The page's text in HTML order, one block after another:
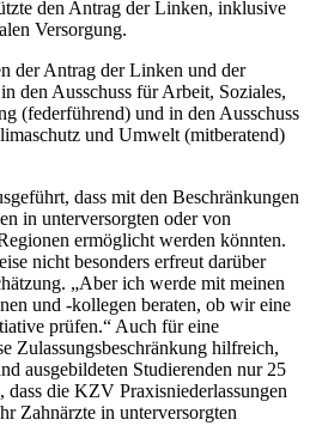
den Antrag der Linken, inklusive
Versorgung.
der Antrag der Linken und der
den Ausschuss für Arbeit, Soziales,
(federführend) und in den Ausschuss
und Umwelt (mitberatend)
dass mit den Beschränkungen
in unterversorgten oder von
ermöglicht werden könnten.
nicht besonders erfreut darüber
„Aber ich werde mit meinen
und -kollegen beraten, ob wir eine
prüfen.“ Auch für eine
Zulassungsbeschränkung hilfreich,
ausgebildeten Studierenden nur 25
die KZV Praxisniederlassungen
Zahnärzte in unterversorgten